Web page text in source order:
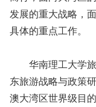
发展的重大战略，
具体的重点工作。
华南理工大学旅
东旅游战略与政策
澳大湾区世界级目